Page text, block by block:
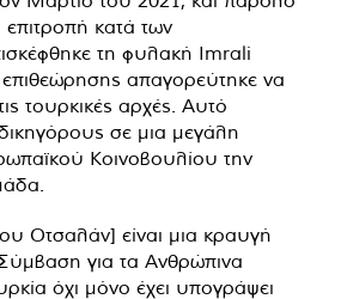
κατά των
τη φυλακή Imrali
απαγορεύτηκε να
τουρκικές αρχές. Αυτό
σε μια μεγάλη
Κοινοβουλίου την
Οτσαλάν] είναι μια κραυγή
για τα Ανθρώπινα
όχι μόνο έχει υπογράψει